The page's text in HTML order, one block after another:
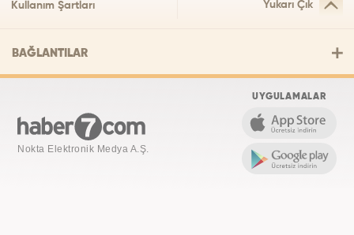
Kullanım Şartları Yukarı Çık
BAĞLANTILAR
Nokta Elektronik Medya A.Ş.
UYGULAMALAR